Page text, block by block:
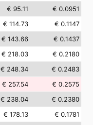
€ 95.11
€ 0.0951
€ 114.73
€ 0.1147
€ 143.66
€ 0.1437
€ 218.03
€ 0.2180
€ 248.34
€ 0.2483
€ 257.54
€ 0.2575
€ 238.04
€ 0.2380
€ 178.13
€ 0.1781